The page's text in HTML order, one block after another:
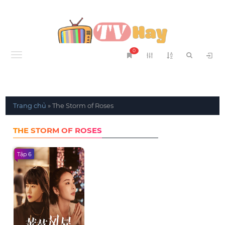
Menu
0
Trang chủ »The Storm of Roses
THE STORM OF ROSES
Tập 6